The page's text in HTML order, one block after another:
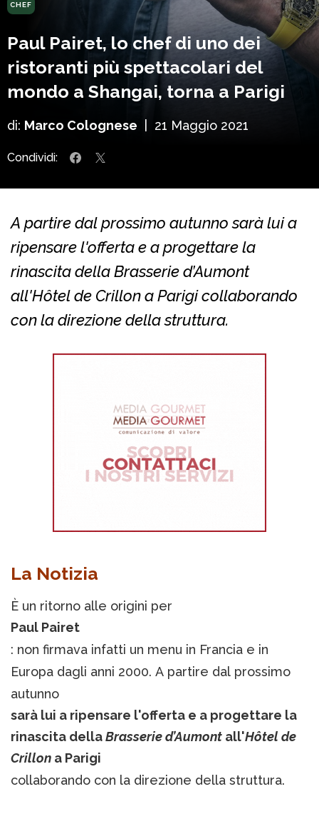
CHEF
Paul Pairet, lo chef di uno dei
ristoranti più spettacolari del
mondo a Shangai, torna a Parigi
di: Marco Colognese 21 Maggio 2021
Condividi:
A partire dal prossimo autunno sarà lui a
ripensare l'offerta e a progettare la
rinascita della Brasserie d’Aumont
all'Hôtel de Crillon a Parigi collaborando
con la direzione della struttura.
La Notizia
È un ritorno alle origini per
Paul Pairet
: non firmava infatti un menu in Francia e in
Europa dagli anni 2000. A partire dal prossimo
autunno
sarà lui a ripensare l'offerta e a progettare la
rinascita dellaBrasserie d’Aumont all'Hôtel de
Crillon a Parigi
collaborando con la direzione della struttura.